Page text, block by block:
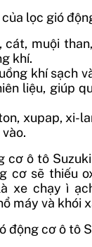
lọc gió
cát, muội
khí.
khí sạch
liệu, giúp
xupap, xi-
cơ ô tô
cơ sẽ thiếu
xe chạy ì
máy và khói
động cơ ô tô